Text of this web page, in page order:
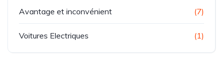
Avantage et inconvénient (7)
Voitures Electriques (1)